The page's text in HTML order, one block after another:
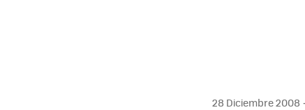
28 Diciembre 2008